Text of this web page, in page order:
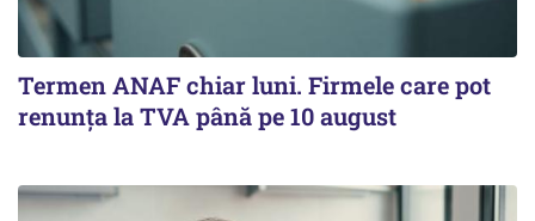
Termen ANAF chiar luni. Firmele care pot
renunța la TVA până pe 10 august